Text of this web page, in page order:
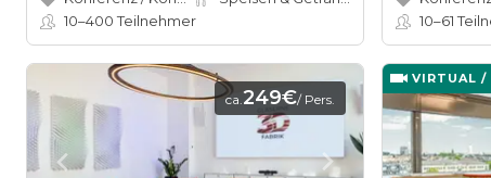
10–400Teilnehmer
10–61
ca.249€/ Pers.
VIRTUAL /